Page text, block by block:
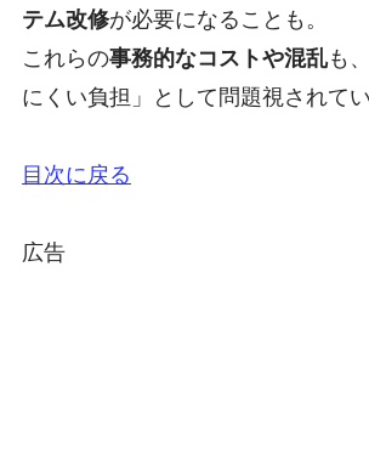
テム改修が必要になることも。
これらの事務的なコストや混乱も
にくい負担」として問題視されてい
目次に戻る
広告